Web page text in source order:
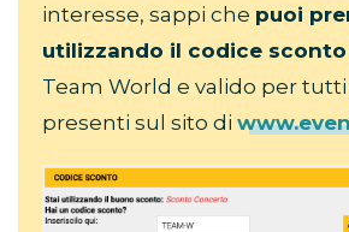
interesse, sappi che puoi
utilizzando il codice
Team World e valido per
presenti sul sito di